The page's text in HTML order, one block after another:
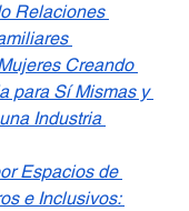
Relaciones
Creando
para Sí Mismas y
Industria
Espacios de
e Inclusivos: